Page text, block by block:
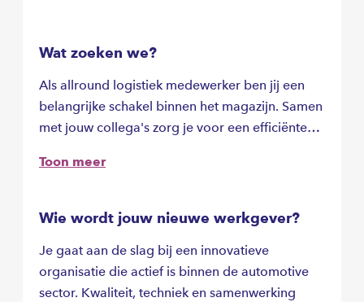
Wat zoeken we?
Als allround logistiek medewerker ben jij een
belangrijke schakel binnen het magazijn. Samen
met jouw collega's zorg je voor een efficiënte
Toon meer
Wie wordt jouw nieuwe werkgever?
Je gaat aan de slag bij een innovatieve
organisatie die actief is binnen de automotive
sector. Kwaliteit, techniek en samenwerking